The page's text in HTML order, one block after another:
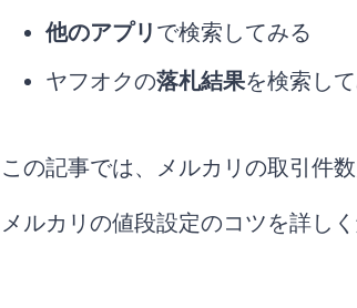
他のアプリ で検索してみる
ヤフオクの落札結果を検索し
この記事では、メルカリの取引件
メルカリの値段設定のコツを詳しく